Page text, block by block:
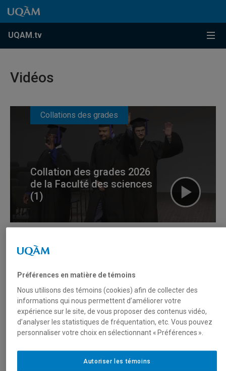
Accéder au contenu
Accéder au menu principal
Accéder à la recherche
Accéder au contenu
Accéder au menu principal
UQAM.tv
Vidéos
Collations des grades
Collation des grades 2026
de la Faculté des sciences
(1)
Carrefour d’innovation et de pédagogie
Journées de la pédagogie
universitaire 2025
Préférences en matière de témoins
Nous utilisons des témoins (cookies) afin de collecter des
informations qui nous permettent d’améliorer votre
expérience sur le site, de vous proposer des contenus vidéo,
d’analyser les statistiques de fréquentation, etc. Vous pouvez
personnaliser votre choix en sélectionnant « Préférences ».
Autoriser les témoins